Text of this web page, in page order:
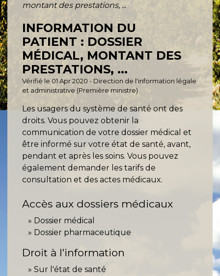
montant des prestations, ...
INFORMATION DU
PATIENT : DOSSIER
MÉDICAL, MONTANT DES
PRESTATIONS, ...
Vérifié le 01 Apr 2020 - Direction de l'information légale
et administrative (Première ministre)
Les usagers du système de santé ont des
droits. Vous pouvez obtenir la
communication de votre dossier médical et
être informé sur votre état de santé, avant,
pendant et après les soins. Vous pouvez
également demander les tarifs de
consultation et des actes médicaux.
Accès aux dossiers médicaux
Dossier médical
Dossier pharmaceutique
Droit à l'information
Sur l'état de santé